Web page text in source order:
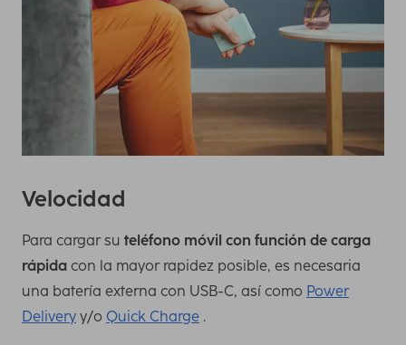
Velocidad
Para cargar su teléfono móvil con función de carga
rápida con la mayor rapidez posible, es necesaria
una batería externa con USB-C, así como Power
Delivery y/o Quick Charge .